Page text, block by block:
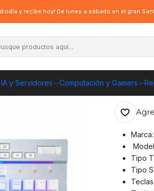
y Servidores Computación y Gamers
y recibe hoy! De lunes a sábado en el gran
mecánico Yama White K550W-SP
Tipo
Tipo